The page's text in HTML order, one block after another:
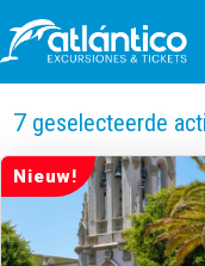
7geselecteerde
Nieuw!